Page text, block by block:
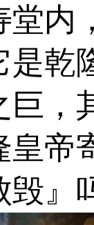
堂内
是乾
巨，
皇帝
毁』